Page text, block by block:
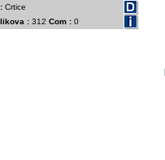
Crtice
: 312 Com : 0